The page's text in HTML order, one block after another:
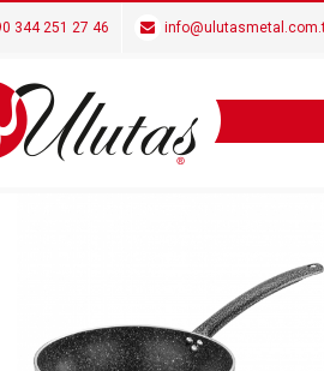
344 251 27 46